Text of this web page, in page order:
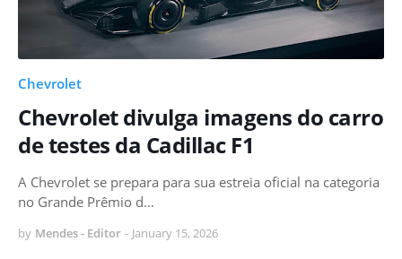
Chevrolet
Chevrolet divulga imagens do carro
de testes da Cadillac F1
A Chevrolet se prepara para sua estreia oficial na categoria
no Grande Prêmio d…
by Mendes - Editor - January 15, 2026